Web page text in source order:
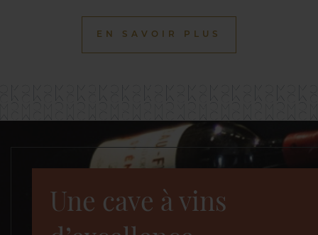
EN SAVOIR PLUS
Une cave à vins